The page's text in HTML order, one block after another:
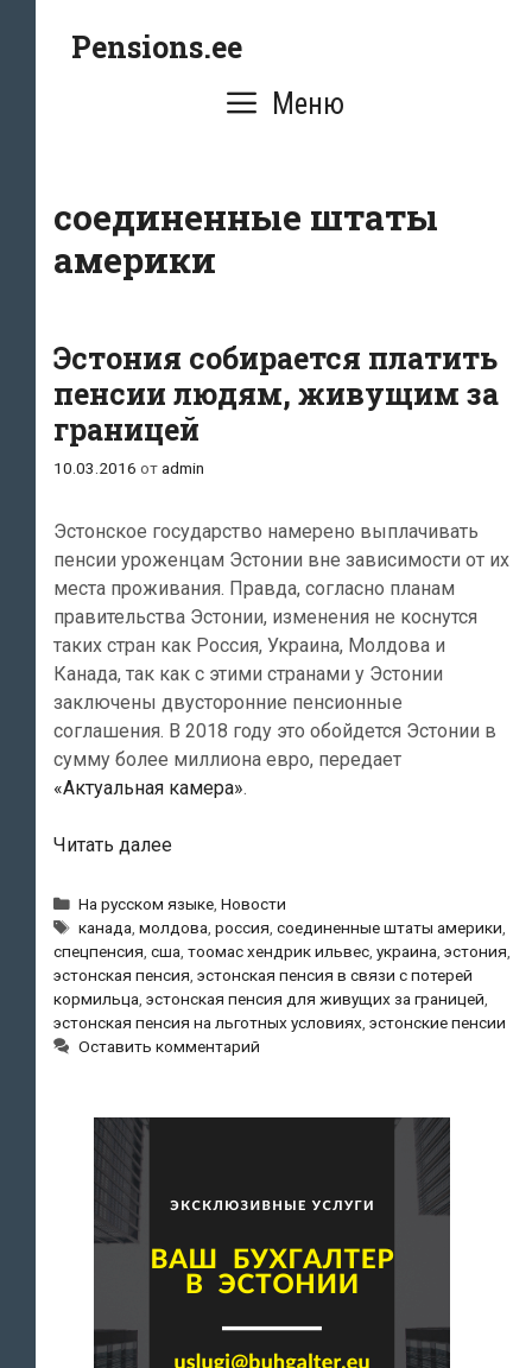
Pensions.ee
Меню
соединенные штаты
америки
Эстония собирается платить
пенсии людям, живущим за
границей
10.03.2016 отadmin
Эстонское государство намерено выплачивать
пенсии уроженцам Эстонии вне зависимости от их
места проживания. Правда, согласно планам
правительства Эстонии, изменения не коснутся
таких стран как Россия, Украина, Молдова и
Канада, так как с этими странами у Эстонии
заключены двусторонние пенсионные
соглашения. В 2018 году это обойдется Эстонии в
сумму более миллиона евро, передает
«Актуальная камера».
Читать далееЭстония
платить
пенсии
людям,
живущим
границей
Рубрики
На русском языке ,Новости
Метки
канада ,молдова ,россия ,соединенные штаты америки
спецпенсия сша тоомас хендрик ильвес украина эстония
эстонская пенсия эстонская пенсия в связи с потерей
кормильца эстонская пенсия для живущих за границей
эстонская пенсия на льготных условиях эстонские пенсии
Оставить комментарий